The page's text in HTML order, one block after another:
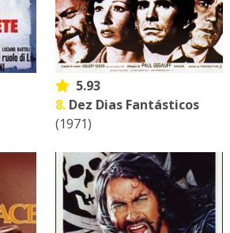
5.93
8. Dez Dias Fantásticos
(1971)